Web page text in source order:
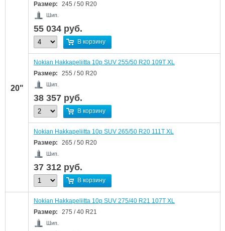
20"
Размер:
245 / 50 R20
Шип.
55 034 руб.
В корзину
Nokian Hakkapeliitta 10p SUV 255/50 R20 109T XL
Размер:
255 / 50 R20
Шип.
38 357 руб.
В корзину
Nokian Hakkapeliitta 10p SUV 265/50 R20 111T XL
Размер:
265 / 50 R20
Шип.
37 312 руб.
В корзину
Nokian Hakkapeliitta 10p SUV 275/40 R21 107T XL
Размер:
275 / 40 R21
Шип.